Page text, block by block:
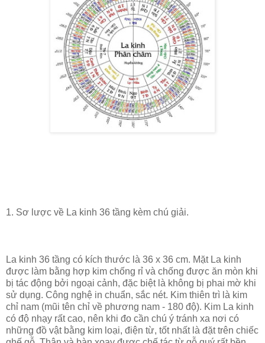
1. Sơ lược về La kinh 36 tầng kèm chú giải.
La kinh 36 tầng có kích thước là 36 x 36 cm. Mặt La kinh
được làm bằng hợp kim chống rỉ và chống được ăn mòn khi
bị tác động bởi ngoại cảnh, đặc biệt là không bị phai mờ khi
sử dụng. Công nghệ in chuẩn, sắc nét. Kim thiên trì là kim
chỉ nam (mũi tên chỉ về phương nam - 180 độ). Kim La kinh
có độ nhạy rất cao, nên khi đo cần chú ý tránh xa nơi có
những đồ vật bằng kim loại, điện từ, tốt nhất là đặt trên chiếc